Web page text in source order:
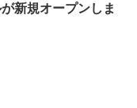
新規オープンしま